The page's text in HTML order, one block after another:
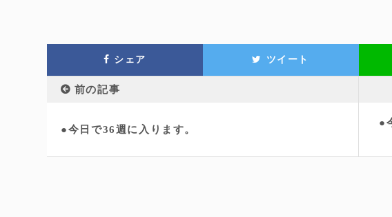
シェア ツイート
前の記事
●今日で36週に入ります。
●